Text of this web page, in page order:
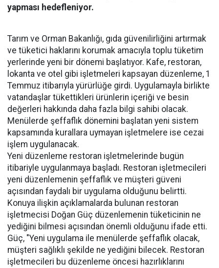
yapması hedefleniyor.
Tarım ve Orman Bakanlığı, gıda güvenilirliğini artırmak
ve tüketici haklarını korumak amacıyla toplu tüketim
yerlerinde yeni bir dönemi başlatıyor. Kafe, restoran,
lokanta ve otel gibi işletmeleri kapsayan düzenleme, 1
Temmuz itibarıyla yürürlüğe girdi. Uygulamayla birlikte
vatandaşlar tükettikleri ürünlerin içeriği ve besin
değerleri hakkında daha fazla bilgi sahibi olacak.
Menülerde şeffaflık dönemini başlatan yeni sistem
kapsamında kurallara uymayan işletmelere ise cezai
işlem uygulanacak.
Yeni düzenleme restoran işletmelerinde bugün
itibariyle uygulanmaya başladı. Restoran işletmecileri
yeni düzenlemenin şeffaflık ve müşteri güveni
açısından faydalı bir uygulama olduğunu belirtti.
Konuya ilişkin açıklamalarda bulunan restoran
işletmecisi Doğan Güç düzenlemenin tüketicinin ne
yediğini bilmesi açısından önemli olduğunu ifade etti.
Güç, "Yeni uygulama ile menülerde şeffaflık olacak,
müşteri sağlıklı şekilde ne yediğini bilecek. Restoran
işletmecileri bu düzenleme öncesi hazırlıklarını